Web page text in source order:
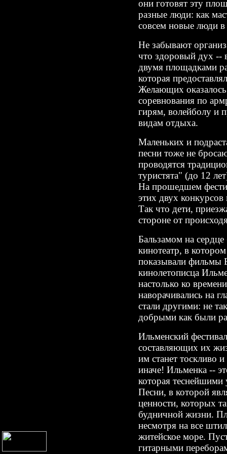
они готовят эту
разные люди: как
совсем новые люди в
Не забывают
что здоровый дух --
двумя площадками
которая
Желающих
соревнования по
гирям, волейболу и
видам отдыха.
Маленьких и
песни тоже не
проводятся
туристята" (до 12
На прошедшем
этих двух
Так что дети,
стороне от
Бальзамом на
кинотеатр, в
показывали фильмы
кинолетописца
настолько ко
наворачивались на
стали другими: не
добрыми как были
Ильменский
составляющих их
им станет тоскливо
иначе! Ильменка --
которая
Песни, в которой
ценности, которых
будничной жизни.
несмотря на все
житейское море.
гитарными